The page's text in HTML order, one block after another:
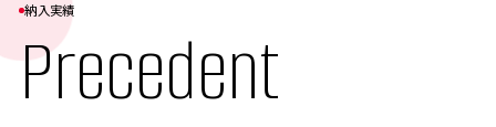
納入実績
Precedent